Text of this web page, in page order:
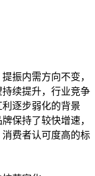
振内需方向不变，
续提升，行业竞争
逐步弱化的背景
保持了较快增速，
费者认可度高的标